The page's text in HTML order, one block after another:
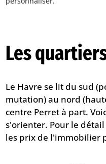
Les
Le Havre se lit du sud
mutation) au nord
centre Perret à part.
s'orienter. Pour le
les prix de l'immobilier